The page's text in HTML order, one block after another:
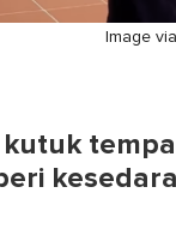
Image via